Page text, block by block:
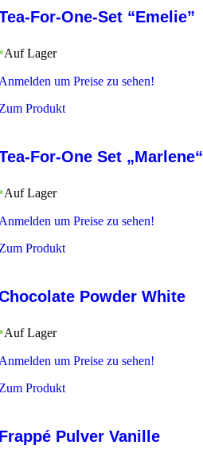
For-One-Set “Emelie”
Auf Lager
um Preise zu sehen!
Produkt
For-One Set „Marlene“
Auf Lager
um Preise zu sehen!
Produkt
Powder White
Auf Lager
um Preise zu sehen!
Produkt
Pulver Vanille